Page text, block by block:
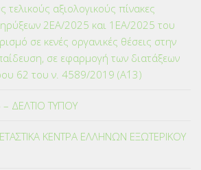
τελικούς αξιολογικούς πίνακες
2ΕΑ/2025 και 1ΕΑ/2025 του
σε κενές οργανικές θέσεις στην
σε εφαρμογή των διατάξεων
62 του ν. 4589/2019 (Α΄13)
ΔΕΛΤΙΟ ΤΥΠΟΥ
ΚΕΝΤΡΑ ΕΛΛΗΝΩΝ ΕΞΩΤΕΡΙΚΟΥ